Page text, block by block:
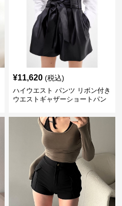
¥11,620 (税込)
ハイウエスト パンツ リボン付き
ウエストギャザーショートパン